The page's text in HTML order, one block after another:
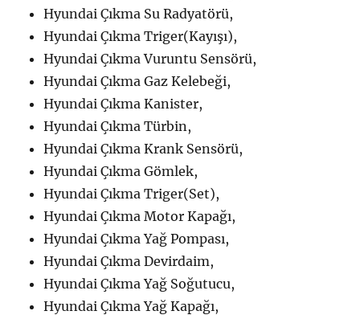
Hyundai Çıkma Su Radyatörü,
Hyundai Çıkma Triger(Kayışı),
Hyundai Çıkma Vuruntu Sensörü,
Hyundai Çıkma Gaz Kelebeği,
Hyundai Çıkma Kanister,
Hyundai Çıkma Türbin,
Hyundai Çıkma Krank Sensörü,
Hyundai Çıkma Gömlek,
Hyundai Çıkma Triger(Set),
Hyundai Çıkma Motor Kapağı,
Hyundai Çıkma Yağ Pompası,
Hyundai Çıkma Devirdaim,
Hyundai Çıkma Yağ Soğutucu,
Hyundai Çıkma Yağ Kapağı,